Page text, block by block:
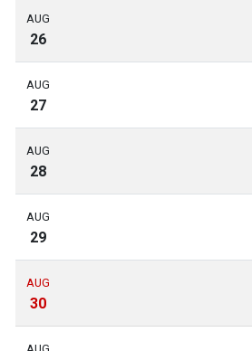
AUG
26
AUG
27
AUG
28
AUG
29
AUG
30